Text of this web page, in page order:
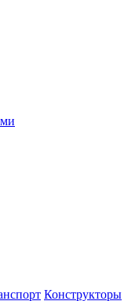
Конструкторы